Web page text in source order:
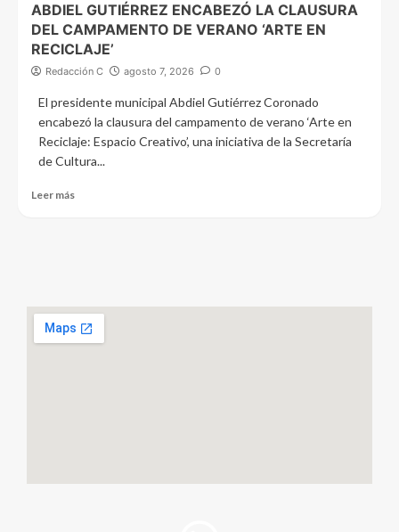
ABDIEL GUTIÉRREZ ENCABEZÓ LA CLAUSURA
DEL CAMPAMENTO DE VERANO ‘ARTE EN
RECICLAJE’
Redacción C agosto 7, 2026 0
El presidente municipal Abdiel Gutiérrez Coronado
encabezó la clausura del campamento de verano ‘Arte en
Reciclaje: Espacio Creativo’, una iniciativa de la Secretaría
de Cultura...
Leer más